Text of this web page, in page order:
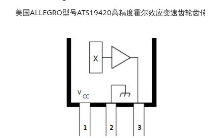
美国ALLEGRO型号ATS19420高精度霍尔效应变速齿轮齿传感